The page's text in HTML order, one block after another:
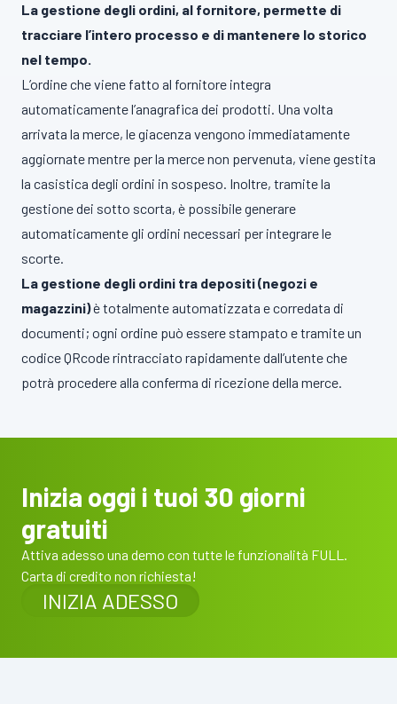
La gestione degli ordini, al fornitore, permette di
tracciare l’intero processo e di mantenere lo storico
nel tempo.
L’ordine che viene fatto al fornitore integra
automaticamente l’anagrafica dei prodotti. Una volta
arrivata la merce, le giacenza vengono immediatamente
aggiornate mentre per la merce non pervenuta, viene gestita
la casistica degli ordini in sospeso. Inoltre, tramite la
gestione dei sotto scorta, è possibile generare
automaticamente gli ordini necessari per integrare le
scorte.
La gestione degli ordini tra depositi (negozi e
magazzini)è totalmente automatizzata e corredata di
documenti; ogni ordine può essere stampato e tramite un
codice QRcode rintracciato rapidamente dall’utente che
potrà procedere alla conferma di ricezione della merce.
Inizia oggi i tuoi 30 giorni
gratuiti
Attiva adesso una demo con tutte le funzionalità FULL.
Carta di credito non richiesta!
INIZIA ADESSO